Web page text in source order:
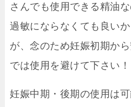
さんでも使用できる精油
過敏にならなくても良い
が、念のため妊娠初期か
では使用を避けて下さい！
妊娠中期・後期の使用は